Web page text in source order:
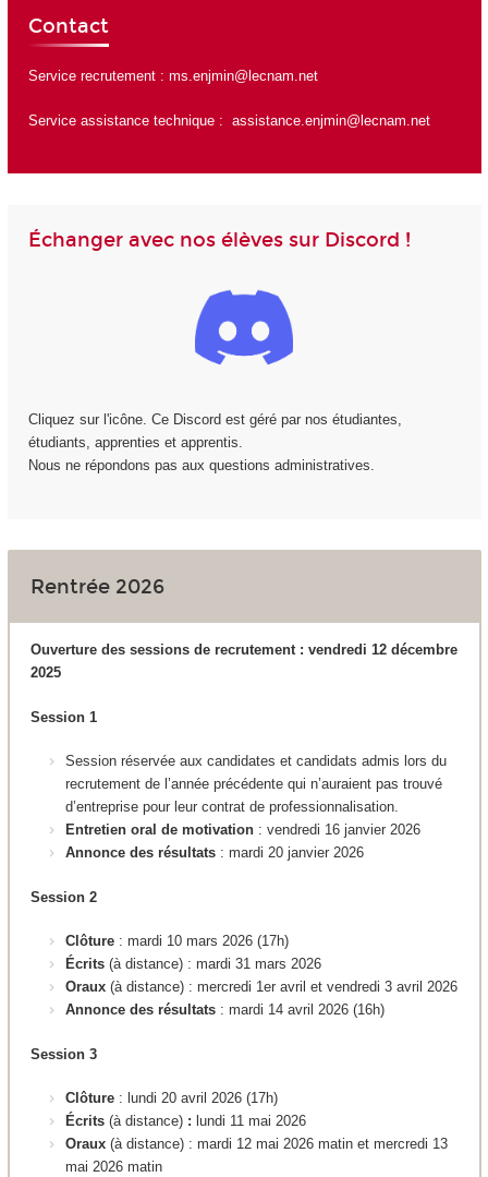
Contact
Service recrutement : ms.enjmin@lecnam.net
Service assistance technique : assistance.enjmin@lecnam.net
Échanger avec nos élèves sur Discord !
Cliquez sur l'icône. Ce Discord est géré par nos étudiantes,
étudiants, apprenties et apprentis.
Nous ne répondons pas aux questions administratives.
Rentrée 2026
Ouverture des sessions de recrutement : vendredi 12 décembre
2025
Session 1
Session réservée aux candidates et candidats admis lors du
recrutement de l’année précédente qui n’auraient pas trouvé
d’entreprise pour leur contrat de professionnalisation.
Entretien oral de motivation : vendredi 16 janvier 2026
Annonce des résultats : mardi 20 janvier 2026
Session 2
Clôture : mardi 10 mars 2026 (17h)
Écrits (à distance) : mardi 31 mars 2026
Oraux (à distance) : mercredi 1er avril et vendredi 3 avril 2026
Annonce des résultats : mardi 14 avril 2026 (16h)
Session 3
Clôture : lundi 20 avril 2026 (17h)
Écrits (à distance) : lundi 11 mai 2026
Oraux (à distance) : mardi 12 mai 2026 matin et mercredi 13
mai 2026 matin